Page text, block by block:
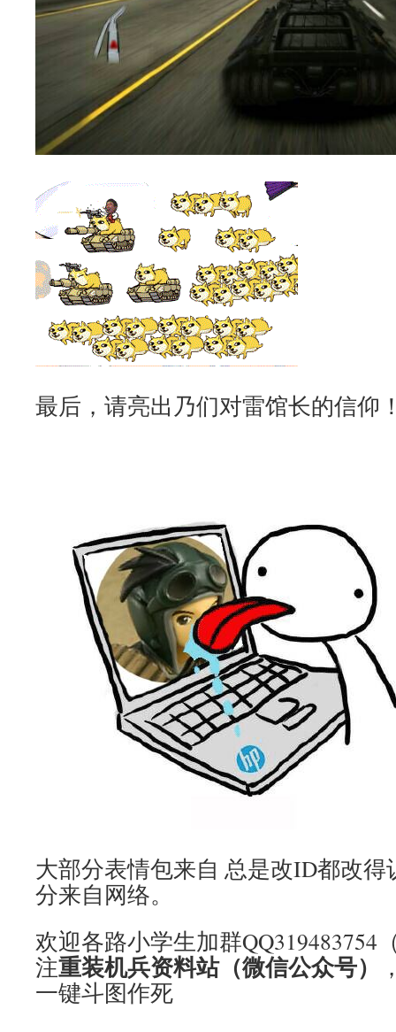
最后，请亮出乃们对雷馆长的信仰
大部分表情包来自 总是改ID都改
分来自网络。
欢迎各路小学生加群QQ319483754
注重装机兵资料站（微信公众号）
一键斗图作死